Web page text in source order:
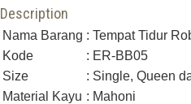
Description
Nama Barang : Tempat Tidur
Kode
: ER-BB05
Size
: Single, Queen
Material Kayu : Mahoni